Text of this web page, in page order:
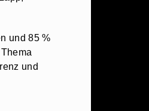
und 85 %
und